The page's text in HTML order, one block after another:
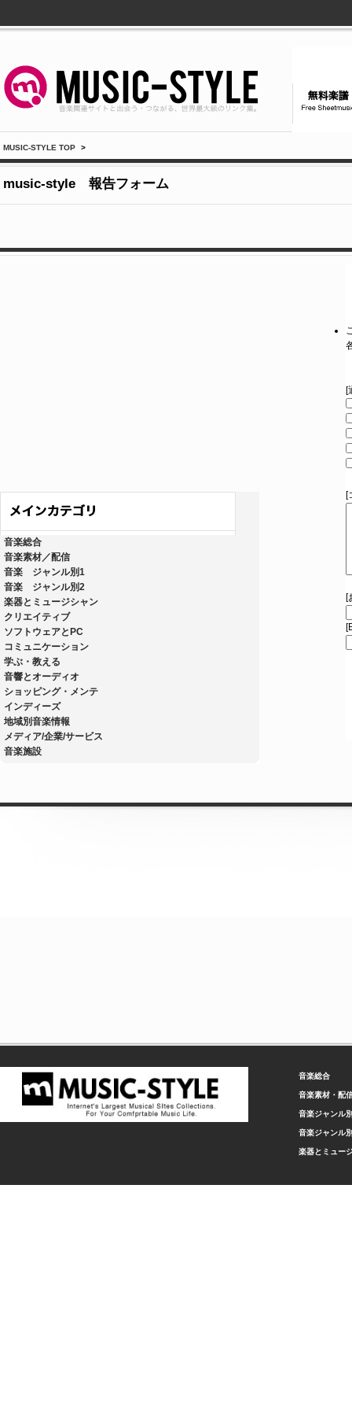
MUSIC-STYLE TOP >
music-style 報告フォーム
音楽総合
音楽素材／配信
音楽 ジャンル別1
音楽 ジャンル別2
楽器とミュージシャン
クリエイティブ
ソフトウェアとPC
コミュニケーション
学ぶ・教える
音響とオーディオ
ショッピング・メンテ
インディーズ
地域別音楽情報
メディア/企業/サービス
音楽施設
[
[
[
音楽総合
音楽素材・配
音楽ジャンル
音楽ジャンル
楽器とミュー